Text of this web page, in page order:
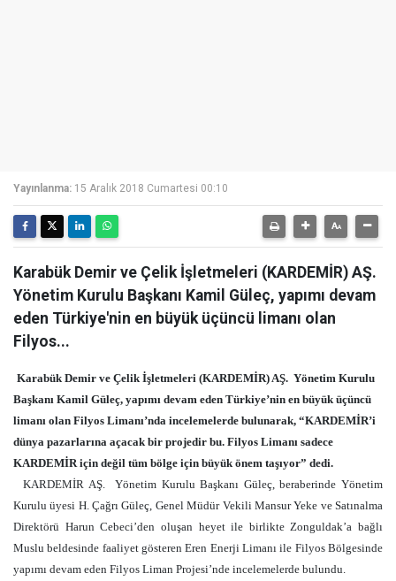
Yayınlanma: 15 Aralık 2018 Cumartesi 00:10
Karabük Demir ve Çelik İşletmeleri (KARDEMİR) AŞ.
Yönetim Kurulu Başkanı Kamil Güleç, yapımı devam
eden Türkiye'nin en büyük üçüncü limanı olan
Filyos...
Karabük Demir ve Çelik İşletmeleri (KARDEMİR) AŞ. Yönetim Kurulu
Başkanı Kamil Güleç, yapımı devam eden Türkiye’nin en büyük üçüncü
limanı olan Filyos Limanı’nda incelemelerde bulunarak, “KARDEMİR’i
dünya pazarlarına açacak bir projedir bu. Filyos Limanı sadece
KARDEMİR için değil tüm bölge için büyük önem taşıyor” dedi.
KARDEMİR AŞ. Yönetim Kurulu Başkanı Güleç, beraberinde Yönetim
Kurulu üyesi H. Çağrı Güleç, Genel Müdür Vekili Mansur Yeke ve Satınalma
Direktörü Harun Cebeci’den oluşan heyet ile birlikte Zonguldak’a bağlı
Muslu beldesinde faaliyet gösteren Eren Enerji Limanı ile Filyos Bölgesinde
yapımı devam eden Filyos Liman Projesi’nde incelemelerde bulundu.